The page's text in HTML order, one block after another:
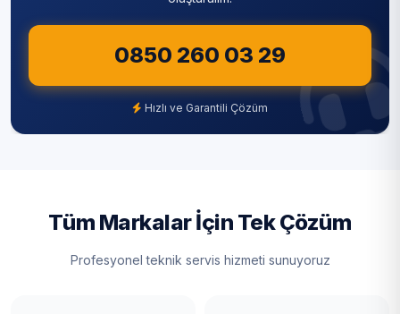
0850 260 03 29
Hızlı ve Garantili Çözüm
Tüm Markalar İçin Tek Çözüm
Profesyonel teknik servis hizmeti sunuyoruz